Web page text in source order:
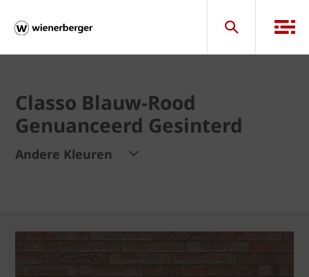
Classo Blauw-Rood
Genuanceerd Gesinterd
Andere Kleuren